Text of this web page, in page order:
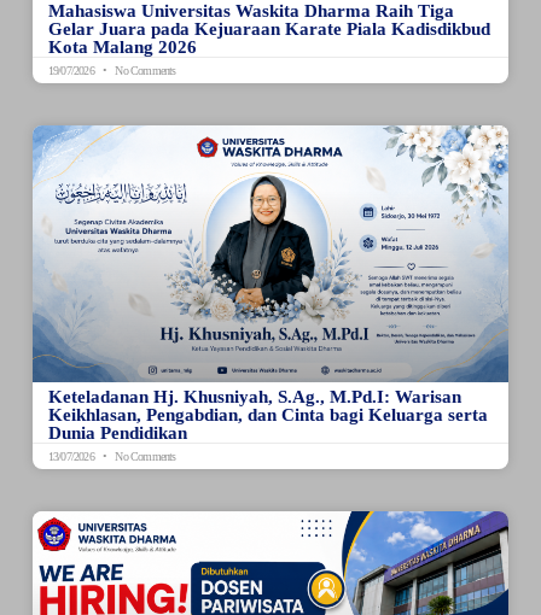
Mahasiswa Universitas Waskita Dharma Raih Tiga
Gelar Juara pada Kejuaraan Karate Piala Kadisdikbud
Kota Malang 2026
19/07/2026 No Comments
Keteladanan Hj. Khusniyah, S.Ag., M.Pd.I: Warisan
Keikhlasan, Pengabdian, dan Cinta bagi Keluarga serta
Dunia Pendidikan
13/07/2026 No Comments